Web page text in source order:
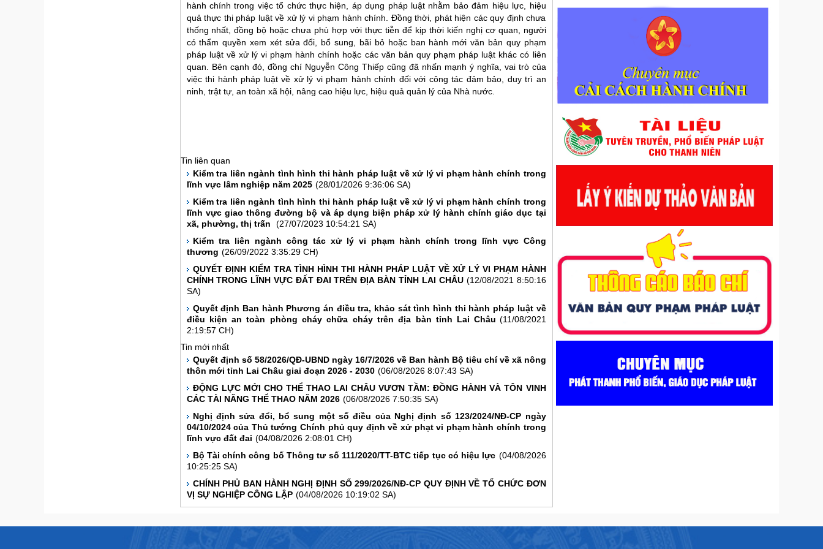
hành chính trong việc tổ chức thực hiện, áp dụng pháp luật nhằm bảo đảm hiệu lực, hiệu
quả thực thi pháp luật về xử lý vi phạm hành chính. Đồng thời, phát hiện các quy định chưa
thống nhất, đồng bộ hoặc chưa phù hợp với thực tiễn để kịp thời kiến nghị cơ quan, người
có thẩm quyền xem xét sửa đổi, bổ sung, bãi bỏ hoặc ban hành mới văn bản quy phạm
pháp luật về xử lý vi phạm hành chính hoặc các văn bản quy phạm pháp luật khác có liên
quan. Bên cạnh đó, đồng chí Nguyễn Công Thiếp cũng đã nhấn mạnh ý nghĩa, vai trò của
việc thi hành pháp luật về xử lý vi phạm hành chính đối với công tác đảm bảo, duy trì an
ninh, trật tự, an toàn xã hội, nâng cao hiệu lực, hiệu quả quản lý của Nhà nước.
Tin liên quan
Kiểm tra liên ngành tình hình thi hành pháp luật về xử lý vi phạm hành chính trong
lĩnh vực lâm nghiệp năm 2025 (28/01/2026 9:36:06 SA)
Kiểm tra liên ngành tình hình thi hành pháp luật về xử lý vi phạm hành chính trong
lĩnh vực giao thông đường bộ và áp dụng biện pháp xử lý hành chính giáo dục tại
xã, phường, thị trấn
(27/07/2023 10:54:21 SA)
Kiểm tra liên ngành công tác xử lý vi phạm hành chính trong lĩnh vực Công
thương (26/09/2022 3:35:29 CH)
QUYẾT ĐỊNH KIỂM TRA TÌNH HÌNH THI HÀNH PHÁP LUẬT VỀ XỬ LÝ VI PHẠM HÀNH
CHÍNH TRONG LĨNH VỰC ĐẤT ĐAI TRÊN ĐỊA BÀN TỈNH LAI CHÂU (12/08/2021 8:50:16
SA)
Quyết định Ban hành Phương án điều tra, khảo sát tình hình thi hành pháp luật về
điều kiện an toàn phòng cháy chữa cháy trên địa bàn tỉnh Lai Châu (11/08/2021
2:19:57 CH)
Tin mới nhất
Quyết định số 58/2026/QĐ-UBND ngày 16/7/2026 về Ban hành Bộ tiêu chí về xã nông
thôn mới tỉnh Lai Châu giai đoạn 2026 - 2030 (06/08/2026 8:07:43 SA)
ĐỘNG LỰC MỚI CHO THỂ THAO LAI CHÂU VƯƠN TẦM: ĐỒNG HÀNH VÀ TÔN VINH
CÁC TÀI NĂNG THỂ THAO NĂM 2026 (06/08/2026 7:50:35 SA)
Nghị định sửa đổi, bổ sung một số điều của Nghị định số 123/2024/NĐ-CP ngày
04/10/2024 của Thủ tướng Chính phủ quy định về xử phạt vi phạm hành chính trong
lĩnh vực đất đai (04/08/2026 2:08:01 CH)
Bộ Tài chính công bố Thông tư số 111/2020/TT-BTC tiếp tục có hiệu lực (04/08/2026
10:25:25 SA)
CHÍNH PHỦ BAN HÀNH NGHỊ ĐỊNH SỐ 299/2026/NĐ-CP QUY ĐỊNH VỀ TỔ CHỨC ĐƠN
VỊ SỰ NGHIỆP CÔNG LẬP (04/08/2026 10:19:02 SA)